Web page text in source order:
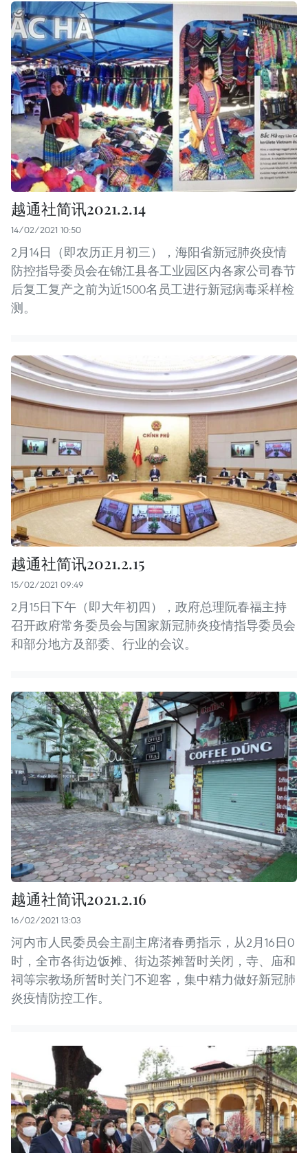
越通社简讯2021.2.14
14/02/2021 10:50
2月14日（即农历正月初三），海阳省新冠肺炎疫情
防控指导委员会在锦江县各工业园区内各家公司春节
后复工复产之前为近1500名员工进行新冠病毒采样检
测。
越通社简讯2021.2.15
15/02/2021 09:49
2月15日下午（即大年初四），政府总理阮春福主持
召开政府常务委员会与国家新冠肺炎疫情指导委员会
和部分地方及部委、行业的会议。
越通社简讯2021.2.16
16/02/2021 13:03
河内市人民委员会主副主席渚春勇指示，从2月16日0
时，全市各街边饭摊、街边茶摊暂时关闭，寺、庙和
祠等宗教场所暂时关门不迎客，集中精力做好新冠肺
炎疫情防控工作。